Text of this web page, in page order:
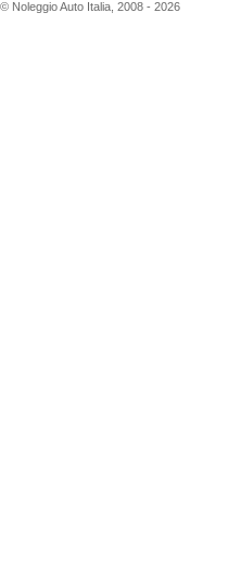
© Noleggio Auto Italia, 2008 - 2026